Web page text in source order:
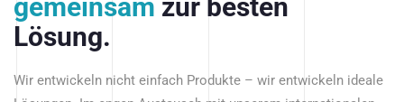
gemeinsam zur besten
Lösung.
Wir entwickeln nicht einfach Produkte – wir entwickeln ideale